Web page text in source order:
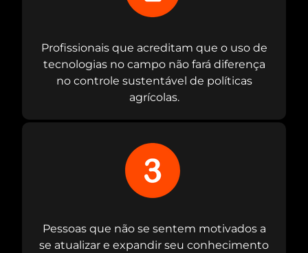
Profissionais que acreditam que o uso de
tecnologias no campo não fará diferença
no controle sustentável de políticas
agrícolas.
Pessoas que não se sentem motivados a
se atualizar e expandir seu conhecimento